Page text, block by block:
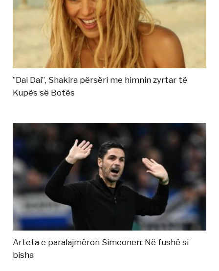
”Dai Dai”, Shakira përsëri me himnin zyrtar të
Kupës së Botës
Arteta e paralajmëron Simeonen: Në fushë si
bisha